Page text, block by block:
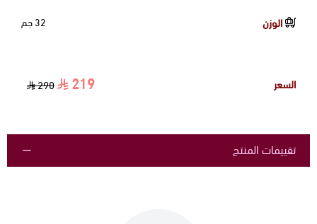
الوزن 32 جم
السعر 219
290
تقييمات المنتج